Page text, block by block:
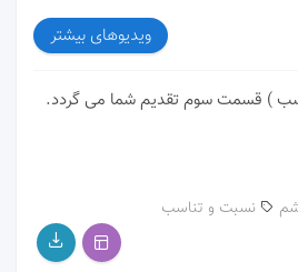
ویدیوهای بیشتر
) قسمت سوم تقدیم شما می گردد.
نسبت و تناسب